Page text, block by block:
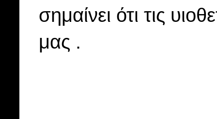
σημαίνει ότι τις
μας .